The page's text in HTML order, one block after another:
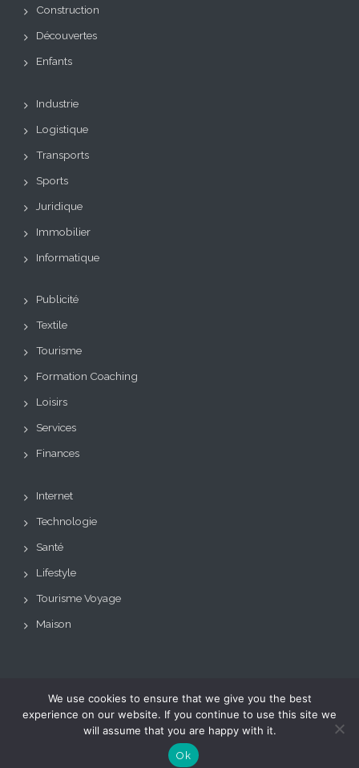
Construction
Découvertes
Enfants
Industrie
Logistique
Transports
Sports
Juridique
Immobilier
Informatique
Publicité
Textile
Tourisme
Formation Coaching
Loisirs
Services
Finances
Internet
Technologie
Santé
Lifestyle
Tourisme Voyage
Maison
Copyright © Tous droits
Le blog de toutes les
Theme: BizCare by
eVisionThemes
We use cookies to ensure that we give you the best
experience on our website. If you continue to use this site we
will assume that you are happy with it.
Ok